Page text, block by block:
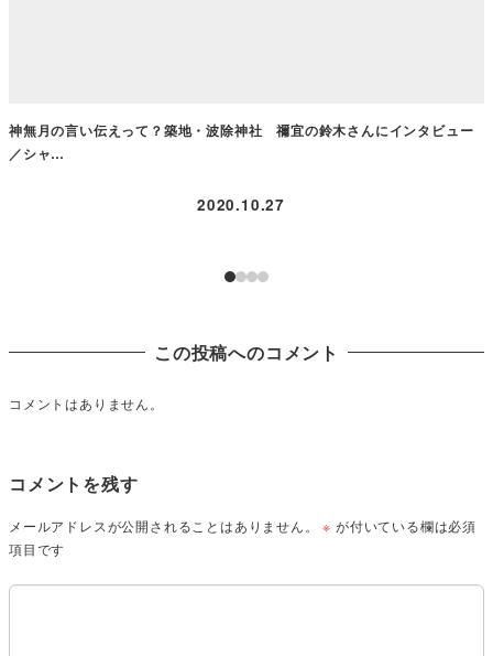
神無月の言い伝えって？築地・波除神社 禰宜の鈴木さんにインタビュー
／シャ…
2020.10.27
この投稿へのコメント
コメントはありません。
コメントを残す
メールアドレスが公開されることはありません。 ※ が付いている欄は必須
項目です